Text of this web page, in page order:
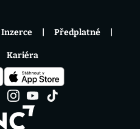
Inzerce Předplatné
Kariéra